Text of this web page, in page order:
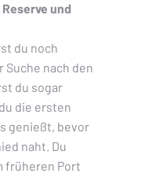
und
du noch
Suche nach den
du sogar
die ersten
genießt, bevor
naht. Du
früheren Port